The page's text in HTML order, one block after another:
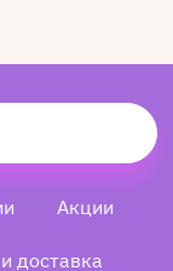
Акции
доставка